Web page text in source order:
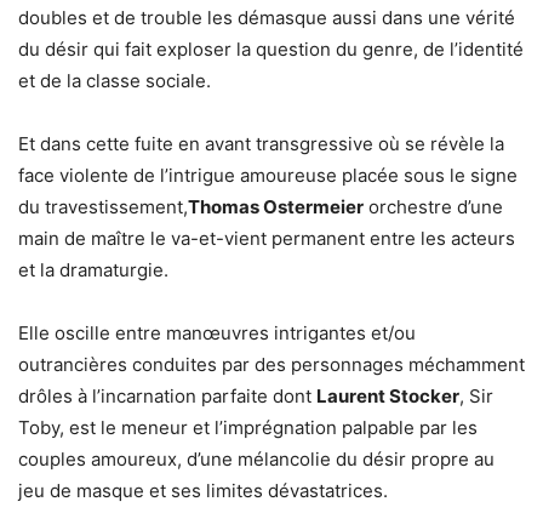
doubles et de trouble les démasque aussi dans une vérité
du désir qui fait exploser la question du genre, de l’identité
et de la classe sociale.
Et dans cette fuite en avant transgressive où se révèle la
face violente de l’intrigue amoureuse placée sous le signe
du travestissement,Thomas Ostermeier orchestre d’une
main de maître le va-et-vient permanent entre les acteurs
et la dramaturgie.
Elle oscille entre manœuvres intrigantes et/ou
outrancières conduites par des personnages méchamment
drôles à l’incarnation parfaite dont Laurent Stocker, Sir
Toby, est le meneur et l’imprégnation palpable par les
couples amoureux, d’une mélancolie du désir propre au
jeu de masque et ses limites dévastatrices.